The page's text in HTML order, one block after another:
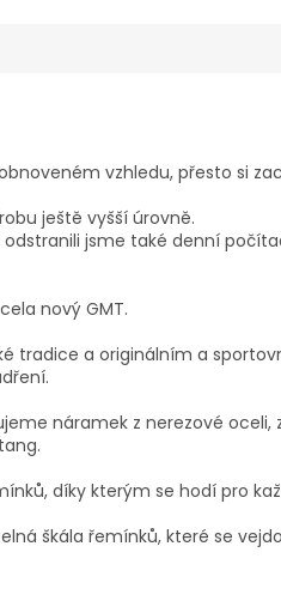
vzhledu, přesto si
ještě vyšší úrovně.
jsme také denní
nový GMT.
tradice a originálním a
náramek z nerezové
díky kterým se hodí pro
škála řemínků, které se